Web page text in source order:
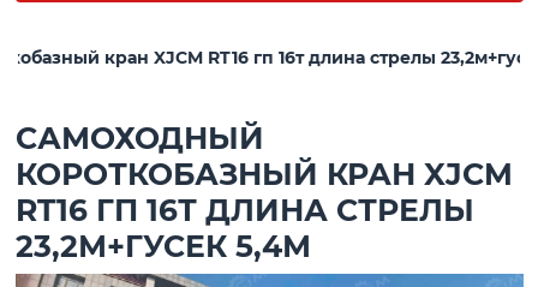
кран XJCM RT16 гп 16т длина стрелы
САМОХОДНЫЙ
КОРОТКОБАЗНЫЙ КРАН XJCM
RT16 ГП 16Т ДЛИНА СТРЕЛЫ
23,2М+ГУСЕК 5,4М